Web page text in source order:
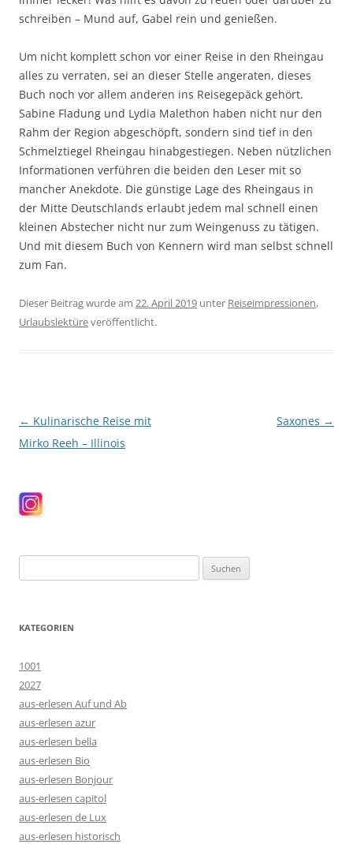
schreiben – Mund auf, Gabel rein und genießen.
Um nicht komplett schon vor einer Reise in den Rheingau
alles zu verraten, sei an dieser Stelle angeraten, dieses
Buch noch vor allem anderen ins Reisegepäck gehört.
Sabine Fladung und Lydia Malethon haben nicht nur den
Rahm der Region abgeschöpft, sondern sind tief in den
Schmelztiegel Rheingau hinabgestiegen. Neben nützlichen
Informationen verführen die beiden den Leser mit so
mancher Anekdote. Die günstige Lage des Rheingaus in
der Mitte Deutschlands erlaubt jedem mal schnell einen
kleinen Abstecher nicht nur zum Weingenuss zu tätigen.
Und mit diesem Buch von Kennern wird man selbst schnell
zum Fan.
Dieser Beitrag wurde am 22. April 2019 unter Reiseimpressionen,
Urlaubslektüreveröffentlicht.
Beitragsnavigation
← Kulinarische Reise mit
Mirko Reeh – Illinois
Saxones →
nach:
KATEGORIEN
1001
2027
aus-erlesen Auf und Ab
aus-erlesen azur
aus-erlesen bella
aus-erlesen Bio
aus-erlesen Bonjour
aus-erlesen capitol
aus-erlesen de Lux
aus-erlesen historisch